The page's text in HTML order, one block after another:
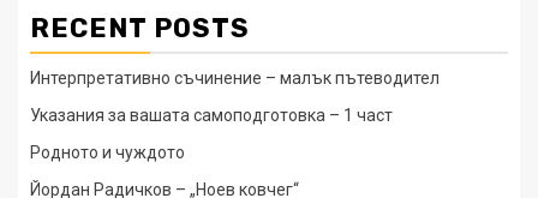
RECENT POSTS
Интерпретативно съчинение – малък пътеводител
Указания за вашата самоподготовка – 1 част
Родното и чуждото
Йордан Радичков – „Ноев ковчег“